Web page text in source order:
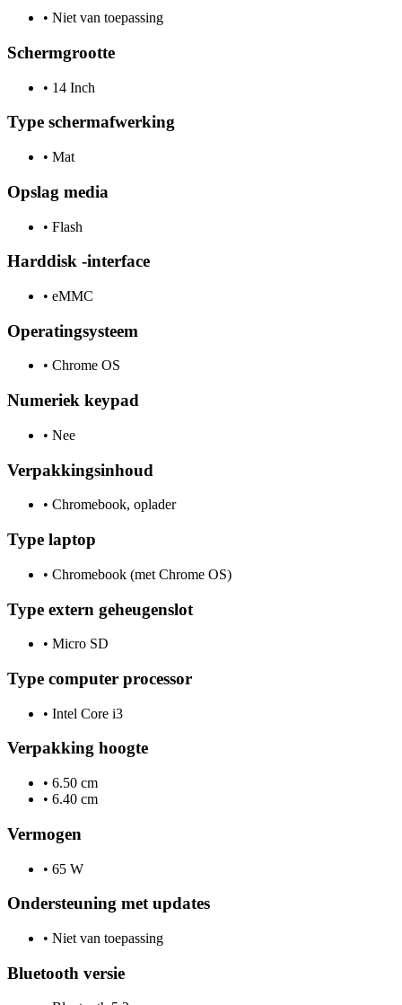
• Niet van toepassing
Schermgrootte
• 14 Inch
Type schermafwerking
• Mat
Opslag media
• Flash
Harddisk -interface
• eMMC
Operatingsysteem
• Chrome OS
Numeriek keypad
• Nee
Verpakkingsinhoud
• Chromebook, oplader
Type laptop
• Chromebook (met Chrome OS)
Type extern geheugenslot
• Micro SD
Type computer processor
• Intel Core i3
Verpakking hoogte
• 6.50 cm
• 6.40 cm
Vermogen
• 65 W
Ondersteuning met updates
• Niet van toepassing
Bluetooth versie